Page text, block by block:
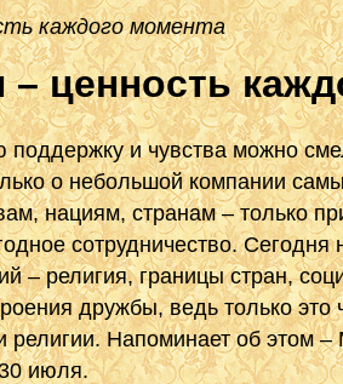
каждого момента
ценность
поддержку и чувства можно
о небольшой компании
нациям, странам – только
сотрудничество.
– религия, границы стран,
дружбы, ведь только это
религии. Напоминает об
июля.